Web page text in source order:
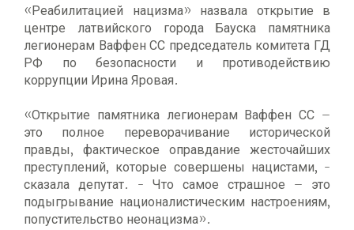
«Реабилитацией нацизма» назвала открытие в
центре латвийского города Бауска памятника
легионерам Ваффен СС председатель комитета ГД
РФ по безопасности и противодействию
коррупции Ирина Яровая.
«Открытие памятника легионерам Ваффен СС –
это полное переворачивание исторической
правды, фактическое оправдание жесточайших
преступлений, которые совершены нацистами, -
сказала депутат. - Что самое страшное – это
подыгрывание националистическим настроениям,
попустительство неонацизма».